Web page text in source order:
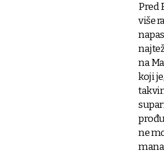
Pred
više
na
koji
ne